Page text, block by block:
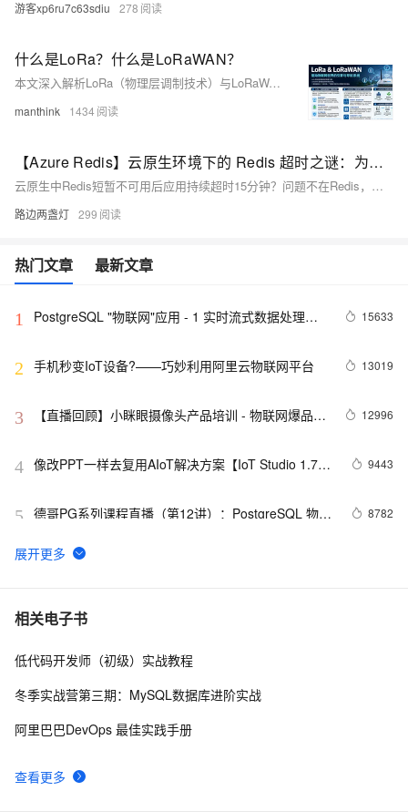
游客xp6ru7c63sdiu 278
什么是LoRa？什么是LoRaWAN？
本文深入解析LoRa（物理层调制技术）与LoRaWAN（开源通信协议栈）的核心原理、技术优势及典型应用，涵盖低功耗、远距离、强抗扰等特性。
manthink 1434
【Azure Redis】云原生环境下的 Redis 超时之谜：为什么 15 分钟后应用才恢复？
云原生中Redis短暂不可用后应用持续超时15分钟？问题不在Redis，而在Linux TCP默认重传机制（tcp_retries2=15）与长连接模型的错位。需三管齐下：调低内核重传次数、客户端显式配置超时与自动重连、应用层引入断路器与弹性重试。
路边两盏灯 299
热门文章 最新文章
1
PostgreSQL "物联网"应用 - 1 实时流式数据处理案
15633
2 手机秒变IoT设备?——巧妙利用阿里云物联网平台 13019
3
【直播回顾】小眯眼摄像头产品培训 - 物联网爆品推
12996
4 像改PPT一样去复用AIoT解决方案【IoT Studio 1.7上
9443
5 德哥PG系列课程直播（第12讲）：PostgreSQL 物联
8782
6
学术界关于HBase在物联网/车联网/互联网/金融/高能
7 2019阿里云广州峰会开始报名！
8 阿里云IoT2018年度十佳合作伙伴20强入围企业公布
相关电子书
查看更多
低代码开发师（初级）实战教程
冬季实战营第三期：MySQL数据库进阶实战
阿里巴巴DevOps 最佳实践手册